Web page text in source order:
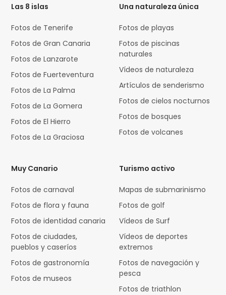
Las 8 islas
Fotos de Tenerife
Fotos de Gran Canaria
Fotos de Lanzarote
Fotos de Fuerteventura
Fotos de La Palma
Fotos de La Gomera
Fotos de El Hierro
Fotos de La Graciosa
Una naturaleza única
Fotos de playas
Fotos de piscinas
naturales
Vídeos de naturaleza
Artículos de senderismo
Fotos de cielos nocturnos
Fotos de bosques
Fotos de volcanes
Muy Canario
Fotos de carnaval
Fotos de flora y fauna
Fotos de identidad canaria
Fotos de ciudades,
pueblos y caseríos
Fotos de gastronomía
Fotos de museos
Turismo activo
Mapas de submarinismo
Fotos de golf
Vídeos de Surf
Vídeos de deportes
extremos
Fotos de navegación y
pesca
Fotos de triathlon